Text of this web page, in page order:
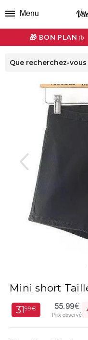
🎁 BON PLAN ⓘ
Menu
Mini short
3199€ 55.99€
Prix observé